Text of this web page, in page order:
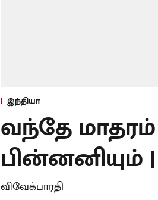
இந்தியா
வந்தே மாதரம்
பின்னனியும் |
விவேக்பாரதி